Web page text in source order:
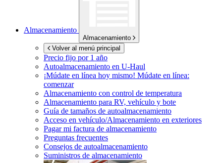
Almacenamiento
Almacenamiento
Volver al menú principal
Precio fijo por 1 año
Autoalmacenamiento en U-Haul
¡Múdate en línea hoy mismo! Múdate en línea:
comenzar
Almacenamiento con control de temperatura
Almacenamiento para RV, vehículo y bote
Guía de tamaños de autoalmacenamiento
Acceso en vehículo/Almacenamiento en exteriores
Pagar mi factura de almacenamiento
Preguntas frecuentes
Consejos de autoalmacenamiento
Suministros de almacenamiento